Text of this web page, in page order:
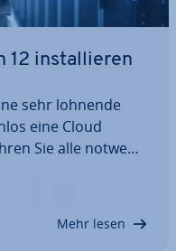
12 in­stal­lie­ren
sehr lohnende
eine Cloud
Sie alle not­wen­
zeigen wir
Mehr lesen